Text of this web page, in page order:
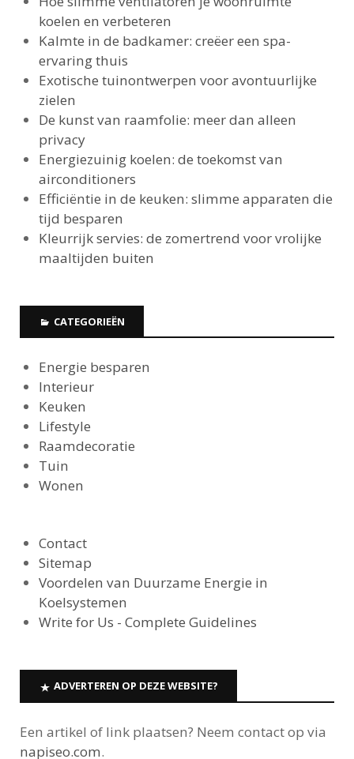
koelen en verbeteren
Kalmte in de badkamer: creëer een spa-
ervaring thuis
Exotische tuinontwerpen voor avontuurlijke
zielen
De kunst van raamfolie: meer dan alleen
privacy
Energiezuinig koelen: de toekomst van
airconditioners
Efficiëntie in de keuken: slimme apparaten die
tijd besparen
Kleurrijk servies: de zomertrend voor vrolijke
maaltijden buiten
CATEGORIEËN
Energie besparen
Interieur
Keuken
Lifestyle
Raamdecoratie
Tuin
Wonen
Contact
Sitemap
Voordelen van Duurzame Energie in
Koelsystemen
Write for Us - Complete Guidelines
ADVERTEREN OP DEZE WEBSITE?
Een artikel of link plaatsen? Neem contact op via
napiseo.com.